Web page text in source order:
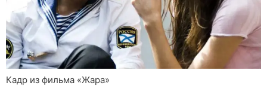
Кадр из фильма «Жара»